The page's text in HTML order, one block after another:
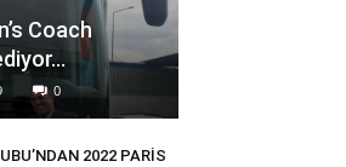
Coach
0
2022 PARİS